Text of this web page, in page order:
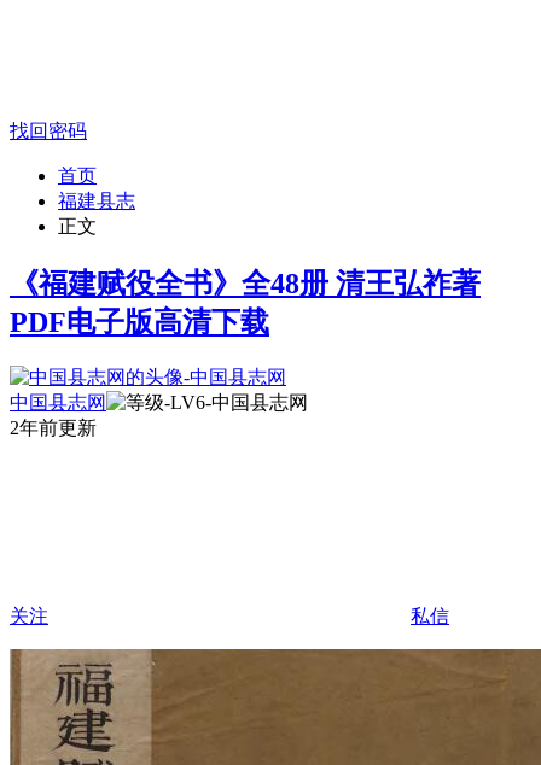
找回密码
首页
福建县志
正文
《福建赋役全书》全48册 清王弘祚著
PDF电子版高清下载
中国县志网
2年前更新
关注 私信